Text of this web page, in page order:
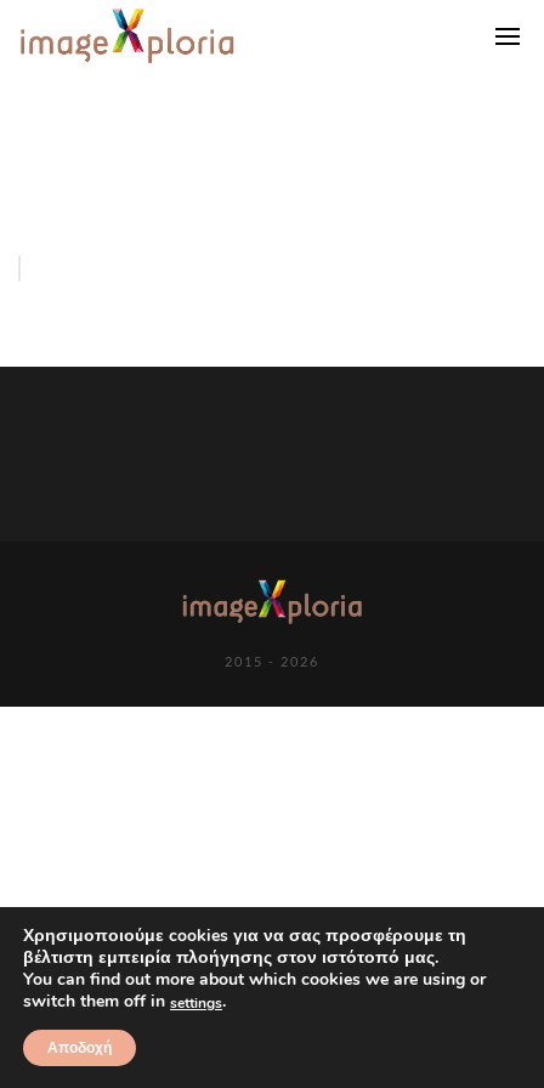
2015 - 2026
Χρησιμοποιούμε cookies για να σας προσφέρουμε τη
βέλτιστη εμπειρία πλοήγησης στον ιστότοπό μας.
You can find out more about which cookies we are using or
switch them off in settings.
Αποδοχή